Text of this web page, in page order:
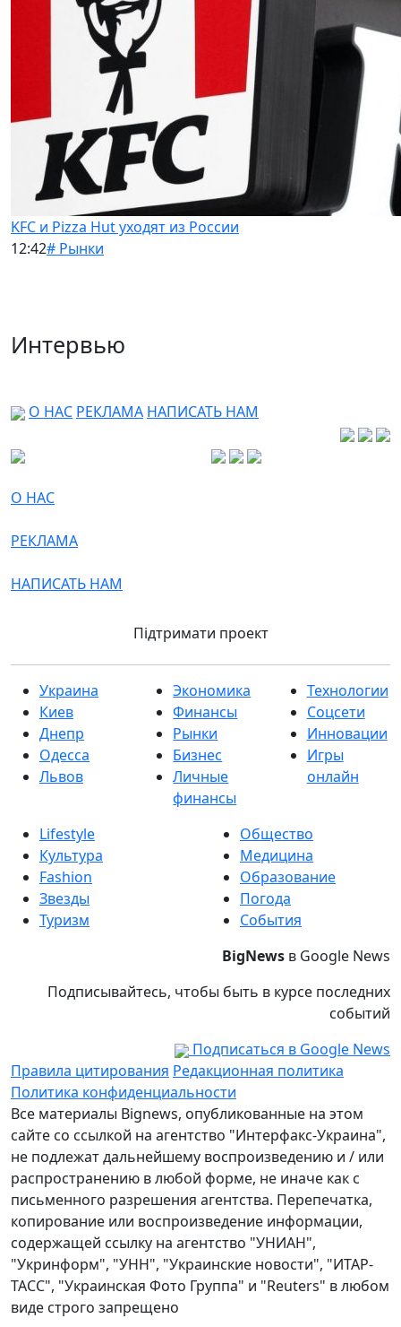
KFC и Pizza Hut уходят из России
12:42# Рынки
Интервью
О НАС РЕКЛАМА НАПИСАТЬ НАМ
О НАС
РЕКЛАМА
НАПИСАТЬ НАМ
Підтримати проект
Украина
Киев
Днепр
Одесса
Львов
Экономика
Финансы
Рынки
Бизнес
Личные
финансы
Технологии
Соцсети
Инновации
Игры
онлайн
Lifestyle
Культура
Fashion
Звезды
Туризм
Общество
Медицина
Образование
Погода
События
BigNews в Google News
Подписывайтесь, чтобы быть в курсе последних
событий
Подписаться в Google News
Правила цитирования Редакционная политика
Политика конфиденциальности
Все материалы Bignews, опубликованные на этом
сайте со ссылкой на агентство "Интерфакс-Украина",
не подлежат дальнейшему воспроизведению и / или
распространению в любой форме, не иначе как с
письменного разрешения агентства. Перепечатка,
копирование или воспроизведение информации,
содержащей ссылку на агентство "УНИАН",
"Укринформ", "УНН", "Украинские новости", "ИТАР-
ТАСС", "Украинская Фото Группа" и "Reuters" в любом
виде строго запрещено